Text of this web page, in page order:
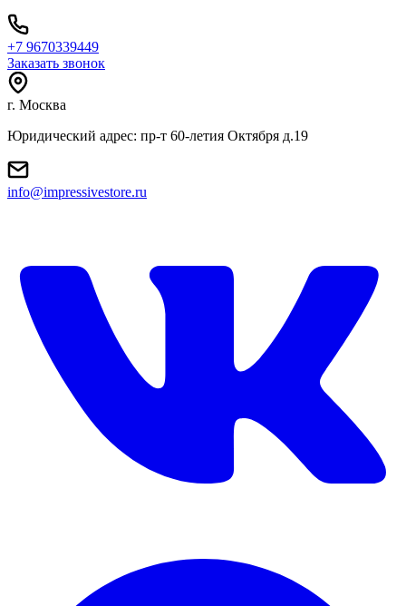
+7 9670339449
Заказать звонок
г. Москва
Юридический адрес: пр-т 60-летия Октября д.19
info@impressivestore.ru